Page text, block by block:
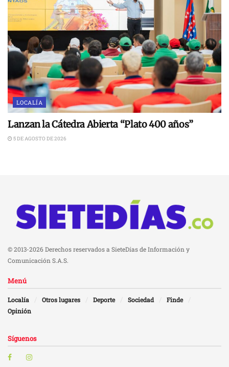
LOCALÍA
Lanzan la Cátedra Abierta “Plato 400 años”
5 DE AGOSTO DE 2026
© 2013-2026 Derechos reservados a SieteDías de Información y
Comunicación S.A.S.
Menú
Localía Otros lugares Deporte Sociedad
Finde
Opinión
Síguenos